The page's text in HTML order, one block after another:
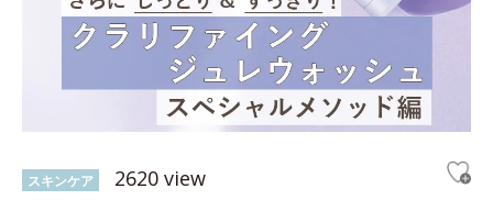
スキンケア 2620 view